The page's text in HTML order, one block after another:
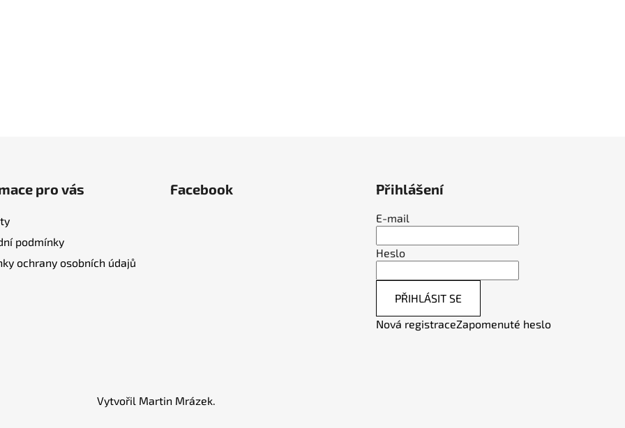
pro vás
podmínky
ochrany osobních údajů
Facebook Přihlášení
E-mail
Heslo
PŘIHLÁSIT SE
Nová registraceZapomenuté heslo
Vytvořil Martin Mrázek.